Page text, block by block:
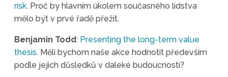
risk. Proč by hlavním úkolem současného lidstva
mělo být v prvé řadě přežít.
Benjamin Todd: Presenting the long-term value
thesis. Měli bychom naše akce hodnotit především
podle jejich důsledků v daleké budoucnosti?